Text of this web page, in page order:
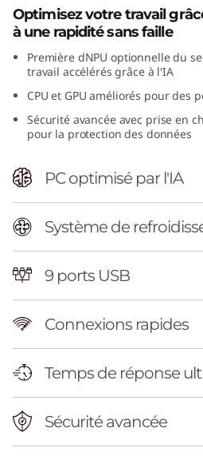
e
o
w
e
Optimisez votre travail
à une rapidité sans faille
Première dNPU optionnelle du
travail accélérés grâce à l'IA
CPU et GPU améliorés pour des
Sécurité avancée avec prise en
pour la protection des données
PC optimisé par l'IA
Système de
9 ports USB
Connexions rapides
Temps de réponse
Sécurité avancée